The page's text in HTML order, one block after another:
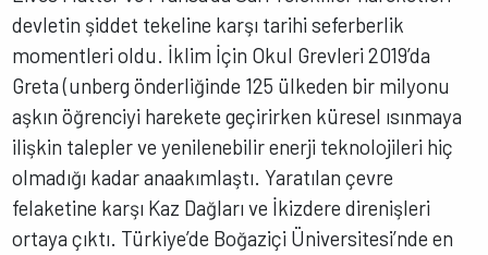
devletin şiddet tekeline karşı tarihi seferberlik
momentleri oldu. İklim İçin Okul Grevleri 2019’da
Greta (unberg önderliğinde 125 ülkeden bir milyonu
aşkın öğrenciyi harekete geçirirken küresel ısınmaya
ilişkin talepler ve yenilenebilir enerji teknolojileri hiç
olmadığı kadar anaakımlaştı. Yaratılan çevre
felaketine karşı Kaz Dağları ve İkizdere direnişleri
ortaya çıktı. Türkiye’de Boğaziçi Üniversitesi’nde en